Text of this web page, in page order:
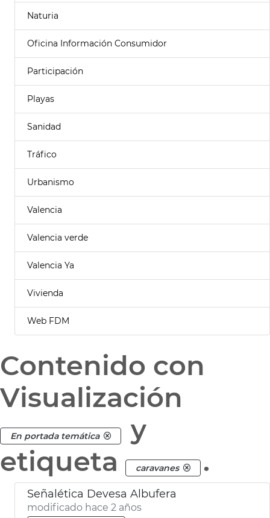
Naturia
Oficina Información Consumidor
Participación
Playas
Sanidad
Tráfico
Urbanismo
Valencia
Valencia verde
Valencia Ya
Vivienda
Web FDM
Contenido con
Visualización
En portada temática
y
etiqueta
caravanes .
Señalética Devesa Albufera
modificado hace 2 años